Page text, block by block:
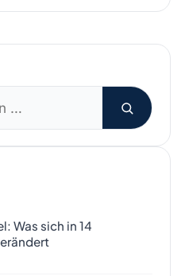
Was sich in 14